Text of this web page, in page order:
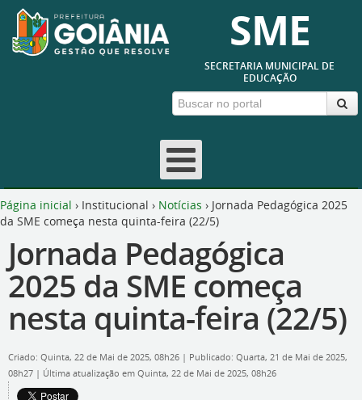
SME
SECRETARIA MUNICIPAL DE
EDUCAÇÃO
Página inicial › Institucional › Notícias › Jornada Pedagógica 2025
da SME começa nesta quinta-feira (22/5)
Jornada Pedagógica
2025 da SME começa
nesta quinta-feira (22/5)
Criado: Quinta, 22 de Mai de 2025, 08h26 | Publicado: Quarta, 21 de Mai de 2025,
08h27 | Última atualização em Quinta, 22 de Mai de 2025, 08h26